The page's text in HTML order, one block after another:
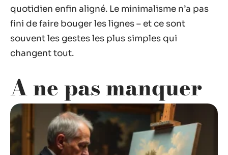
quotidien enfin aligné. Le minimalisme n’a pas
fini de faire bouger les lignes – et ce sont
souvent les gestes les plus simples qui
changent tout.
A ne pas manquer